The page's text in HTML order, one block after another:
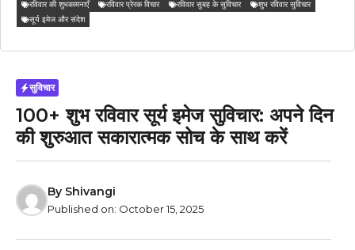
रविवार की शुभकामनाएँ रविवार प्रेरक विचार रविवार सुबह के सुविचार
शुभ रविवार सुविचार
सूर्य इमेज और संदेश
सुविचार
100+ शुभ रविवार सूर्य इमेज सुविचार: अपने दिन
की शुरुआत सकारात्मक सोच के साथ करें
By Shivangi
Published on: October 15, 2025